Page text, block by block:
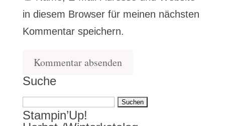
in diesem Browser für meinen nächsten
Kommentar speichern.
Suche
Suchen
nach:
Stampin’Up!